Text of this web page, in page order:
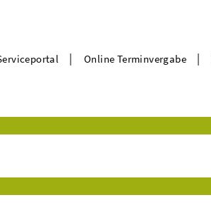
| Online Terminvergabe |